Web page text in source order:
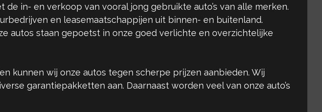
in- en verkoop van vooral jong gebruikte auto’s van alle merken.
en leasemaatschappijen uit binnen- en buitenland.
autos staan gepoetst in onze goed verlichte en overzichtelijke
kunnen wij onze autos tegen scherpe prijzen aanbieden. Wij
garantiepakketten aan. Daarnaast worden veel van onze auto’s